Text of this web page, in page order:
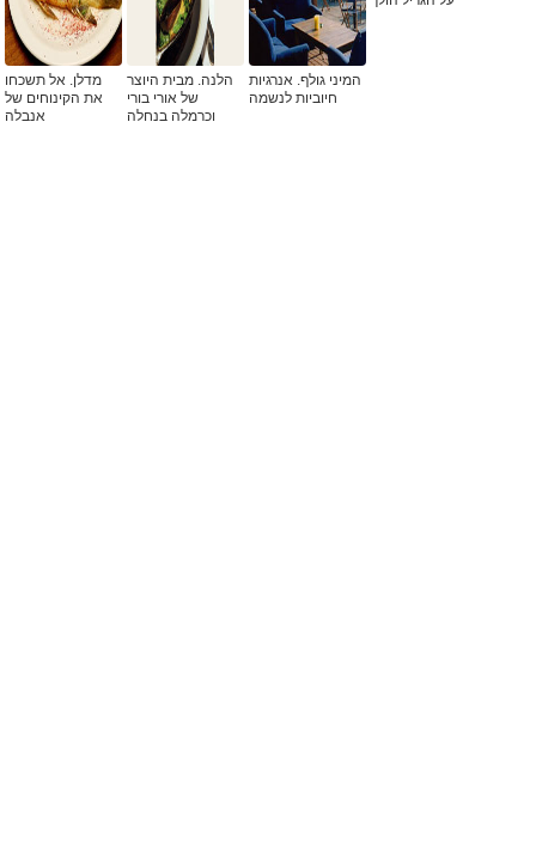
המיני גולף. אנרגיות
חיוביות לנשמה
הלנה. מבית היוצר
של אורי בורי
וכרמלה בנחלה
מדלן. אל תשכחו
את הקינוחים של
אנבלה